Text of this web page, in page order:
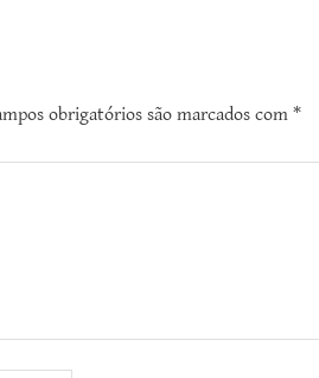
obrigatórios são marcados com *